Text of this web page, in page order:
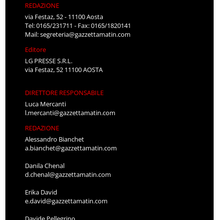
REDAZIONE
via Festaz, 52 - 11100 Aosta
Tel: 0165/231711 - Fax: 0165/1820141
Mail:segreteria@gazzettamatin.com
Editore
LG PRESSE S.R.L.
via Festaz, 52 11100 AOSTA
DIRETTORE RESPONSABILE
Luca Mercanti
l.mercanti@gazzettamatin.com
REDAZIONE
Alessandro Bianchet
a.bianchet@gazzettamatin.com
Danila Chenal
d.chenal@gazzettamatin.com
Erika David
e.david@gazzettamatin.com